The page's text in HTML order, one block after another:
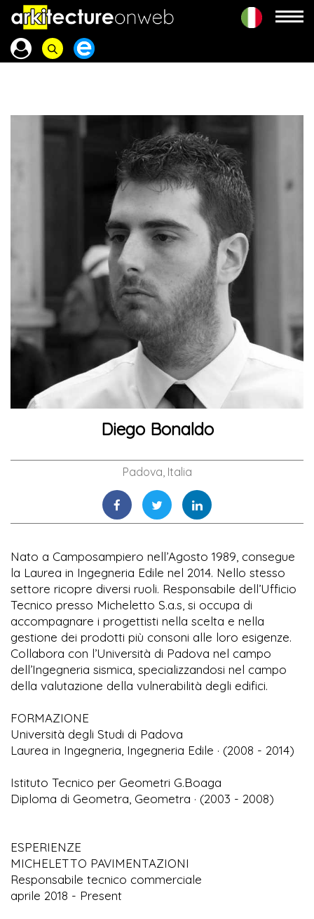
Diego Bonaldo
Padova, Italia
Nato a Camposampiero nell’Agosto 1989, consegue
la Laurea in Ingegneria Edile nel 2014. Nello stesso
settore ricopre diversi ruoli. Responsabile dell’Ufficio
Tecnico presso Micheletto S.a.s, si occupa di
accompagnare i progettisti nella scelta e nella
gestione dei prodotti più consoni alle loro esigenze.
Collabora con l’Università di Padova nel campo
dell’Ingegneria sismica, specializzandosi nel campo
della valutazione della vulnerabilità degli edifici.
FORMAZIONE
Università degli Studi di Padova
Laurea in Ingegneria, Ingegneria Edile · (2008 - 2014)
Istituto Tecnico per Geometri G.Boaga
Diploma di Geometra, Geometra · (2003 - 2008)
ESPERIENZE
MICHELETTO PAVIMENTAZIONI
Responsabile tecnico commerciale
aprile 2018 - Present